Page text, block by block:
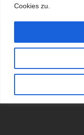
Cookies zu.